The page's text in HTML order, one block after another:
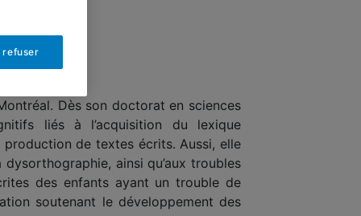
Dès son doctorat en sciences
liés à l’acquisition du lexique
de textes écrits. Aussi, elle
ainsi qu’aux troubles
des enfants ayant un trouble de
soutenant le développement des
refuser